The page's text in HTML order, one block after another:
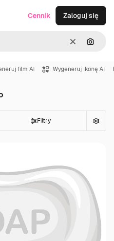
WyczyśćSzukaj
Cennik Zaloguj się
film AI Wygeneruj ikonę AI
Filtry